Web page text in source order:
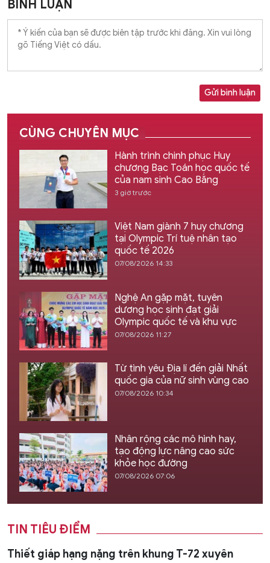
BÌNH LUẬN
Gửi bình luận
CÙNG CHUYÊN MỤC
Hành trình chinh phục Huy
chương Bạc Toán học quốc tế
của nam sinh Cao Bằng
3 giờ trước
Việt Nam giành 7 huy chương
tại Olympic Trí tuệ nhân tạo
quốc tế 2026
07/08/2026 14:33
Nghệ An gặp mặt, tuyên
dương học sinh đạt giải
Olympic quốc tế và khu vực
07/08/2026 11:27
Từ tình yêu Địa lí đến giải Nhất
quốc gia của nữ sinh vùng cao
07/08/2026 10:34
Nhân rộng các mô hình hay,
tạo động lực nâng cao sức
khỏe học đường
07/08/2026 07:06
TIN TIÊU ĐIỂM
Thiết giáp hạng nặng trên khung T-72 xuyên